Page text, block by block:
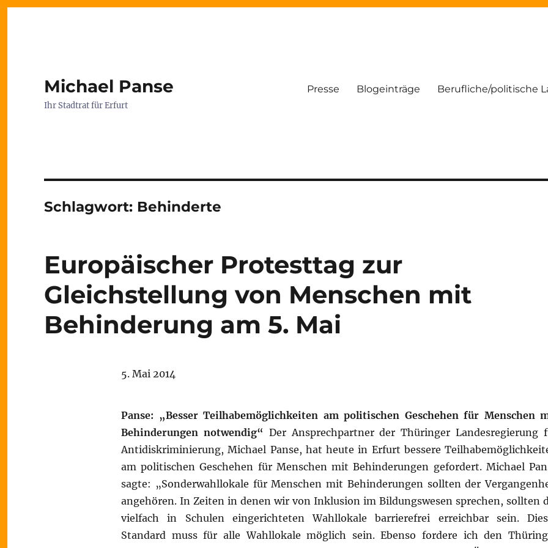
Michael Panse
Ihr Stadtrat für Erfurt
Presse Blogeinträge Berufliche/politische
Schlagwort: Behinderte
Europäischer Protesttag zur
Gleichstellung von Menschen mit
Behinderung am 5. Mai
5. Mai 2014
Panse: „Besser Teilhabemöglichkeiten am politischen Geschehen für Menschen
Behinderungen notwendig“ Der Ansprechpartner der Thüringer Landesregierung
Antidiskriminierung, Michael Panse, hat heute in Erfurt bessere
am politischen Geschehen für Menschen mit Behinderungen gefordert. Michael
sagte: „Sonderwahllokale für Menschen mit Behinderungen sollten der
angehören. In Zeiten in denen wir von Inklusion im Bildungswesen sprechen, sollten
vielfach in Schulen eingerichteten Wahllokale barrierefrei erreichbar sein.
Standard muss für alle Wahllokale möglich sein. Ebenso fordere ich den